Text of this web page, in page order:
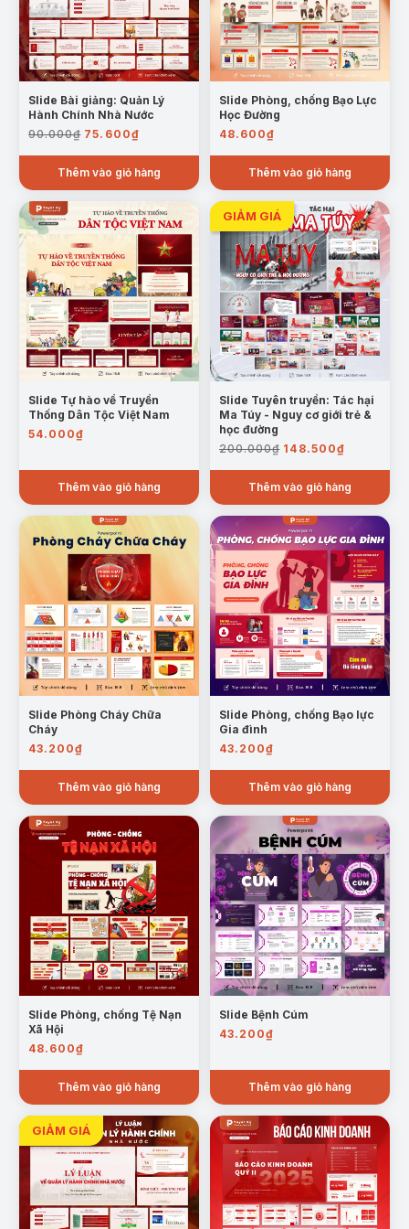
Slide Bài giảng: Quản Lý
Hành Chính Nhà Nước
90.000₫ Giá
là:
75.600₫Giá
tại
75.600₫.
Thêm vào giỏ hàng
Slide Phòng, chống Bạo Lực
Học Đường
48.600₫
Thêm vào giỏ hàng
Slide Tự hào về Truyền
Thống Dân Tộc Việt Nam
54.000₫
Thêm vào giỏ hàng
Slide Tuyên truyền: Tác hại
Ma Túy - Nguy cơ giới trẻ &
học đường
200.000₫ Giá
là:
148.500₫Giá
tại
148.500₫.
Thêm vào giỏ hàng
Slide Phòng Cháy Chữa
Cháy
43.200₫
Thêm vào giỏ hàng
Slide Phòng, chống Bạo lực
Gia đình
43.200₫
Thêm vào giỏ hàng
Slide Phòng, chống Tệ Nạn
Xã Hội
48.600₫
Thêm vào giỏ hàng
Slide Bệnh Cúm
43.200₫
Thêm vào giỏ hàng